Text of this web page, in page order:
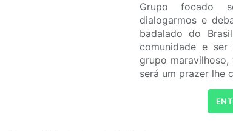
Grupo focado
dialogarmos e
badalado do
comunidade e
grupo
será um prazer lhe